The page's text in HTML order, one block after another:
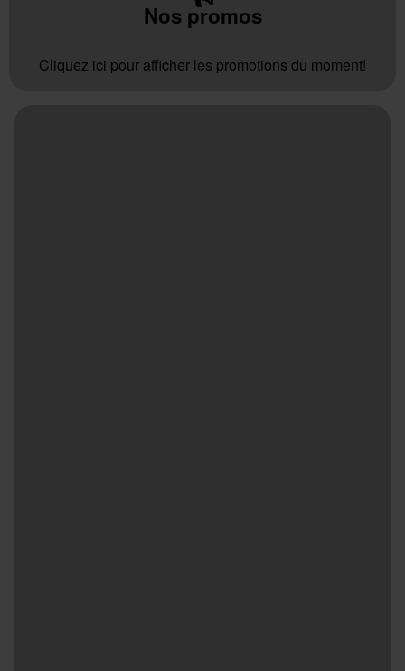
Nos promos
Cliquez ici pour afficher les promotions du moment!